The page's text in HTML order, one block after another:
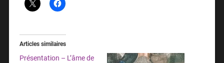
Articles similaires
Présentation – L’âme de